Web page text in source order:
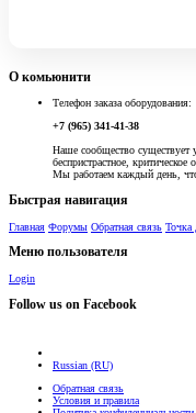
О комьюнити
Телефон заказа оборудования:
+7 (965) 341-41-38
Наше сообщество существует
беспристрастное,
Мы работаем каждый день,
Быстрая навигация
Главная Форумы Обратная связь Точка
Меню пользователя
Login
Follow us on Facebook
Russian (RU)
Обратная связь
Условия и правила